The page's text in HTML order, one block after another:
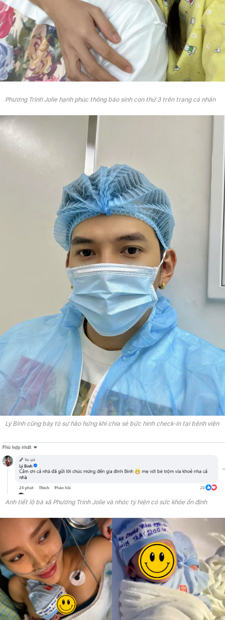
Phương Trinh Jolie hạnh phúc thông báo sinh con thứ 3 trên trang cá nhân
Lý Bình cũng bày tỏ sự hào hứng khi chia sẻ bức hình check-in tại bệnh viện
Anh tiết lộ bà xã Phương Trinh Jolie và nhóc tỳ hiện có sức khỏe ổn định